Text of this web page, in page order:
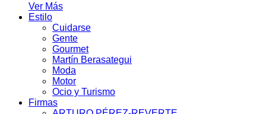
Ver Más
Estilo
Cuidarse
Gente
Gourmet
Martín Berasategui
Moda
Motor
Ocio y Turismo
Firmas